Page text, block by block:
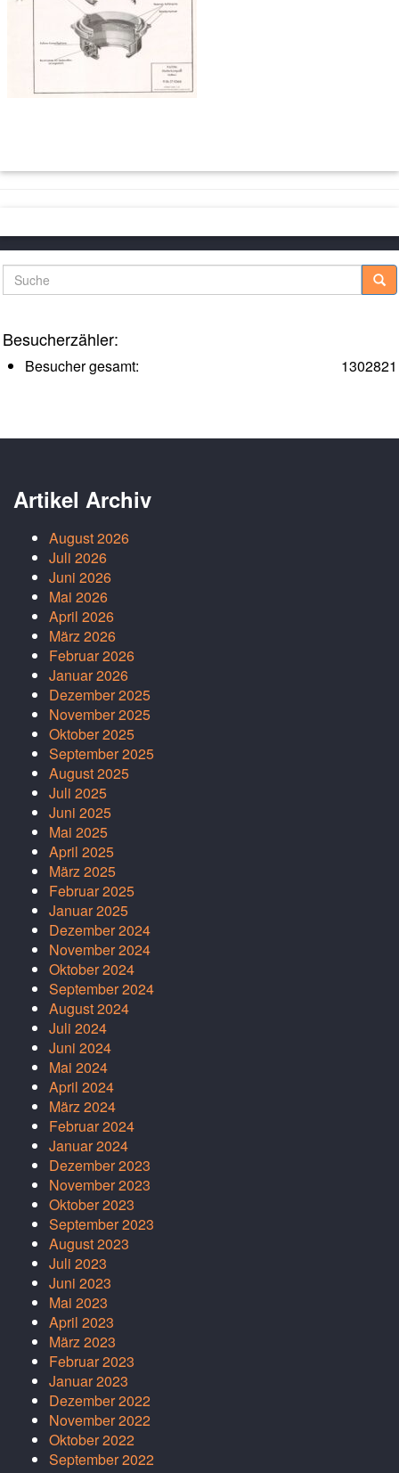
Suche
Besucherzähler:
1302821
Besucher gesamt:
Artikel Archiv
August 2026
Juli 2026
Juni 2026
Mai 2026
April 2026
März 2026
Februar 2026
Januar 2026
Dezember 2025
November 2025
Oktober 2025
September 2025
August 2025
Juli 2025
Juni 2025
Mai 2025
April 2025
März 2025
Februar 2025
Januar 2025
Dezember 2024
November 2024
Oktober 2024
September 2024
August 2024
Juli 2024
Juni 2024
Mai 2024
April 2024
März 2024
Februar 2024
Januar 2024
Dezember 2023
November 2023
Oktober 2023
September 2023
August 2023
Juli 2023
Juni 2023
Mai 2023
April 2023
März 2023
Februar 2023
Januar 2023
Dezember 2022
November 2022
Oktober 2022
September 2022